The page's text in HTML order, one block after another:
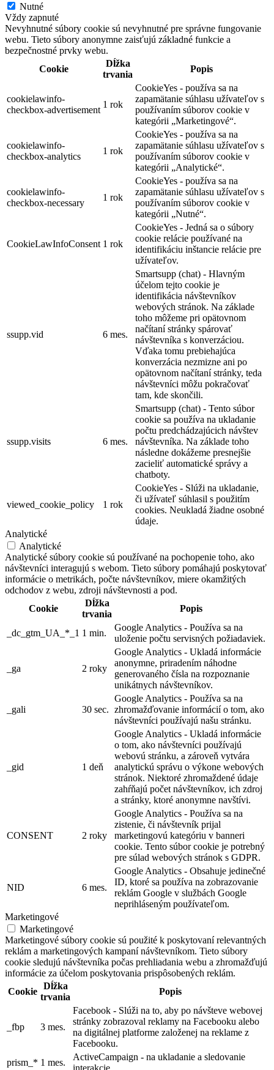
Nutné
Vždy zapnuté
Nevyhnutné súbory cookie sú nevyhnutné pre správne fungovanie
webu. Tieto súbory anonymne zaisťujú základné funkcie a
bezpečnostné prvky webu.
Cookie
Dĺžka
trvania
Popis
cookielawinfo-
checkbox-advertisement
1 rok
CookieYes - používa sa na
zapamätanie súhlasu užívateľov s
používaním súborov cookie v
kategórii „Marketingové“.
cookielawinfo-
checkbox-analytics
1 rok
CookieYes - používa sa na
zapamätanie súhlasu užívateľov s
používaním súborov cookie v
kategórii „Analytické“.
cookielawinfo-
checkbox-necessary
1 rok
CookieYes - používa sa na
zapamätanie súhlasu užívateľov s
používaním súborov cookie v
kategórii „Nutné“.
CookieLawInfoConsent 1 rok
CookieYes - Jedná sa o súbory
cookie relácie používané na
identifikáciu inštancie relácie pre
užívateľov.
ssupp.vid 6 mes.
Smartsupp (chat) - Hlavným
účelom tejto cookie je
identifikácia návštevníkov
webových stránok. Na základe
toho môžeme pri opätovnom
načítaní stránky spárovať
návštevníka s konverzáciou.
Vďaka tomu prebiehajúca
konverzácia nezmizne ani po
opätovnom načítaní stránky, teda
návštevníci môžu pokračovať
tam, kde skončili.
ssupp.visits 6 mes.
Smartsupp (chat) - Tento súbor
cookie sa používa na ukladanie
počtu predchádzajúcich návštev
návštevníka. Na základe toho
následne dokážeme presnejšie
zacieliť automatické správy a
chatboty.
viewed_cookie_policy 1 rok
CookieYes - Slúži na ukladanie,
či užívateľ súhlasil s použitím
cookies. Neukladá žiadne osobné
údaje.
Analytické
Analytické
Analytické súbory cookie sú používané na pochopenie toho, ako
návštevníci interagujú s webom. Tieto súbory pomáhajú poskytovať
informácie o metrikách, počte návštevníkov, miere okamžitých
odchodov z webu, zdroji návštevnosti a pod.
Cookie
Dĺžka
trvania
Popis
_dc_gtm_UA_*_1 1 min.
Google Analytics - Používa sa na
uloženie počtu servisných požiadaviek.
_ga 2 roky
Google Analytics - Ukladá informácie
anonymne, priradením náhodne
generovaného čísla na rozpoznanie
unikátnych návštevníkov.
_gali 30 sec.
Google Analytics - Používa sa na
zhromažďovanie informácií o tom, ako
návštevníci používajú našu stránku.
_gid 1 deň
Google Analytics - Ukladá informácie
o tom, ako návštevníci používajú
webovú stránku, a zároveň vytvára
analytickú správu o výkone webových
stránok. Niektoré zhromaždené údaje
zahŕňajú počet návštevníkov, ich zdroj
a stránky, ktoré anonymne navštívi.
CONSENT 2 roky
Google Analytics - Používa sa na
zistenie, či návštevník prijal
marketingovú kategóriu v banneri
cookie. Tento súbor cookie je potrebný
pre súlad webových stránok s GDPR.
NID 6 mes.
Google Analytics - Obsahuje jedinečné
ID, ktoré sa používa na zobrazovanie
reklám Google v službách Google
neprihláseným používateľom.
Marketingové
Marketingové
Marketingové súbory cookie sú použité k poskytovaní relevantných
reklám a marketingových kampaní návštevníkom. Tieto súbory
cookie sledujú návštevníka počas prehliadania webu a zhromažďujú
informácie za účelom poskytovania prispôsobených reklám.
Cookie
Dĺžka
trvania
Popis
_fbp 3 mes.
Facebook - Slúži na to, aby po návšteve webovej
stránky zobrazoval reklamy na Facebooku alebo
na digitálnej platforme založenej na reklame z
Facebooku.
prism_* 1 mes.
ActiveCampaign - na ukladanie a sledovanie
interakcie.